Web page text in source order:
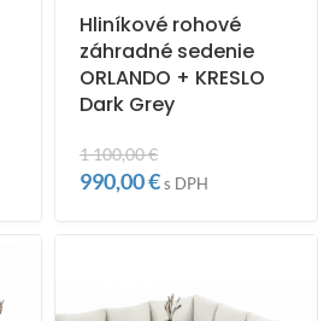
Hliníkové rohové
záhradné sedenie
ORLANDO + KRESLO
Dark Grey
1 100,00€
990,00€s DPH